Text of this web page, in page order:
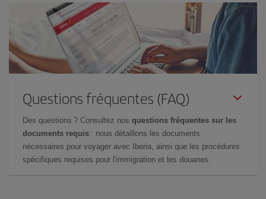
Questions fréquentes (FAQ)
Des questions ? Consultez nos questions fréquentes sur les
documents requis : nous détaillons les documents
nécessaires pour voyager avec Iberia, ainsi que les procédures
spécifiques requises pour l'immigration et les douanes.